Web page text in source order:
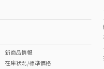
新商品情報
在庫状況/標準価格